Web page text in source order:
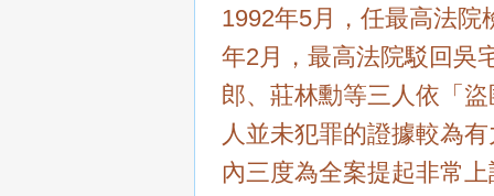
1992年5月，任最高法
年2月，最高法院駁回吳
郎、莊林勳等三人依「
人並未犯罪的證據較為
內三度為全案提起非常